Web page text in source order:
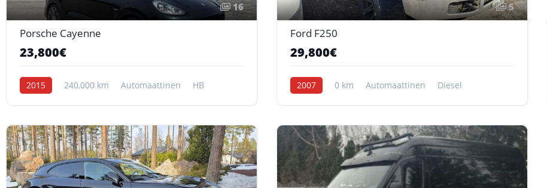
16
Porsche Cayenne
23,800€
2015 240,000 km Automaattinen HB
5
Ford F250
29,800€
2007 0 km Automaattinen Diesel